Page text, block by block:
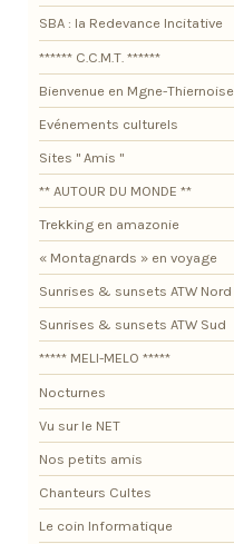
SBA : la Redevance Incitative
****** C.C.M.T. ******
Bienvenue en Mgne-Thiernoise
Evénements culturels
Sites " Amis "
** AUTOUR DU MONDE **
Trekking en amazonie
« Montagnards » en voyage
Sunrises & sunsets ATW Nord
Sunrises & sunsets ATW Sud
***** MELI-MELO *****
Nocturnes
Vu sur le NET
Nos petits amis
Chanteurs Cultes
Le coin Informatique